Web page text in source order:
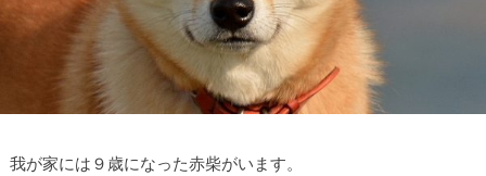
我が家には９歳になった赤柴がいます。